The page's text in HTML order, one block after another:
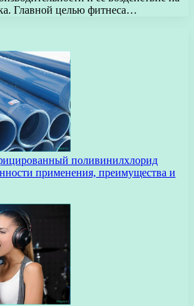
Главной целью фитнеса…
поливинилхлорид
применения, преимущества и